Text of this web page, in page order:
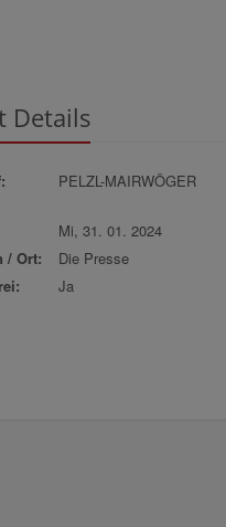
Details
PELZL-MAIRWÖGER
Mi, 31. 01. 2024
/ Ort:
Die Presse
Ja